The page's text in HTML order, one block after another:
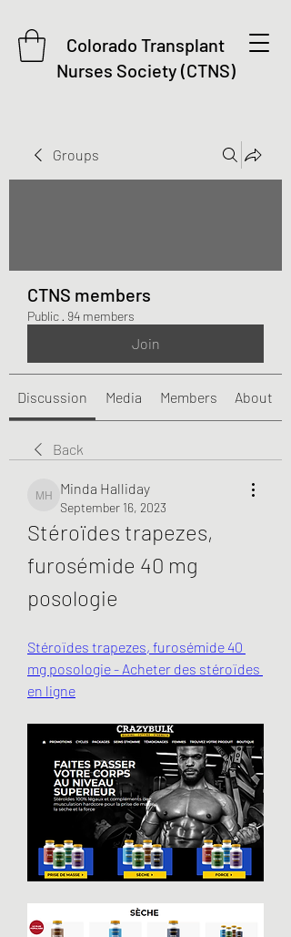
Colorado Transplant
Nurses Society (CTNS)
Groups
CTNS members
Public · 94 members
Join
Discussion Media Members About
Back
Minda Halliday
Minda Halliday
September 16, 2023
Stéroïdes trapezes,
furosémide 40 mg
posologie
Stéroïdes trapezes, furosémide 40
mg posologie - Acheter des stéroïdes
en ligne